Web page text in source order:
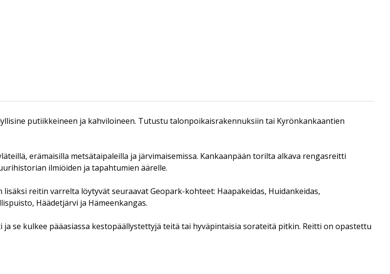
putiikkeineen ja kahviloineen. Tutustu talonpoikaisrakennuksiin tai Kyrönkankaantien
erämaisilla metsätaipaleilla ja järvimaisemissa. Kankaanpään torilta alkava rengasreitti
ilmiöiden ja tapahtumien äärelle.
reitin varrelta löytyvät seuraavat Geopark-kohteet: Haapakeidas, Huidankeidas,
Häädetjärvi ja Hämeenkangas.
se kulkee pääasiassa kestopäällystettyjä teitä tai hyväpintaisia sorateitä pitkin. Reitti on opastettu